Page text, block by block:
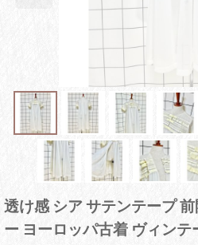
透け感 シア サテンテープ
ー ヨーロッパ古着 ヴィンテ